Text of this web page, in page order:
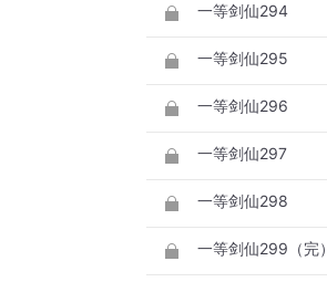
一等剑仙294
一等剑仙295
一等剑仙296
一等剑仙297
一等剑仙298
一等剑仙299（完）